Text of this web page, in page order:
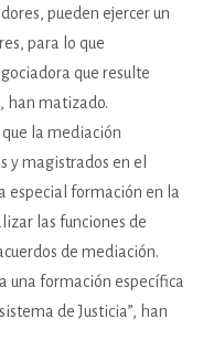
pueden ejercer un
para lo que
que resulte
han matizado.
la mediación
y magistrados en el
especial formación en la
las funciones de
de mediación.
una formación específica
de Justicia”, han